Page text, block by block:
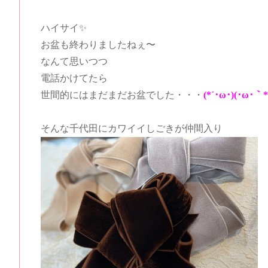
ハイサイ✨
お盆も終わりましたねぇ〜
なんて思いつつ
電話かけてたら
世間的にはまだまだお盆でした・・・ (*´･ω･)(･ω･｀
そんな千代田にカワイイしごきが仲間入り